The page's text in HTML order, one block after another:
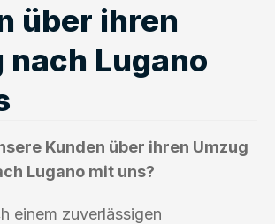
über ihren
nach Lugano
Kunden über ihren Umzug
Lugano mit uns?
einem zuverlässigen